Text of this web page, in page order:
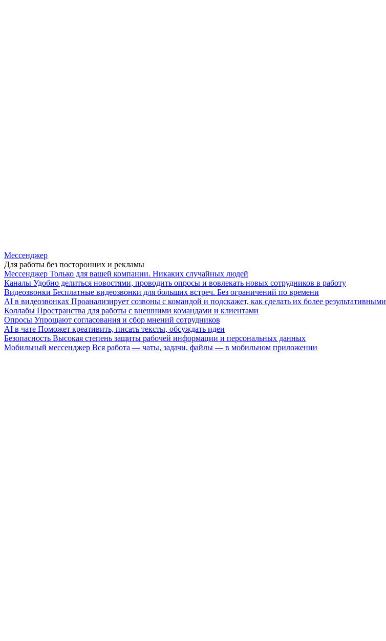
Мессенджер
Для работы без посторонних и рекламы
Мессенджер Только для вашей компании. Никаких случайных людей
Каналы Удобно делиться новостями, проводить опросы и вовлекать новых сотрудников в работу
Видеозвонки Бесплатные видеозвонки для больших встреч. Без ограничений по времени
AI в видеозвонках Проанализирует созвоны с командой и подскажет, как сделать их более результативными
Коллабы Пространства для работы с внешними командами и клиентами
Опросы Упрощают согласования и сбор мнений сотрудников
AI в чате Поможет креативить, писать тексты, обсуждать идеи
Безопасность Высокая степень защиты рабочей информации и персональных данных
Мобильный мессенджер Вся работа — чаты, задачи, файлы — в мобильном приложении